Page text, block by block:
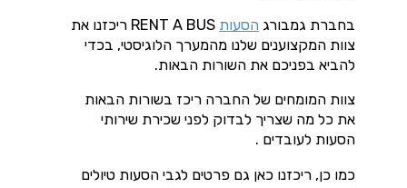
בחברת גמבורג הסעות
RENT A BUS ריכזנו את
צוות המקצוענים שלנו מהמערך הלוגיסטי, בכדי
להביא בפניכם את השורות הבאות.
צוות המומחים של החברה ריכז בשורות הבאות
את כל מה שצריך לבדוק לפני שכירת שירותי
הסעות לעובדים .
כמו כן, ריכזנו כאן גם פרטים לגבי הסעות טיולים